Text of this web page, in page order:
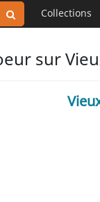
Collections
sur